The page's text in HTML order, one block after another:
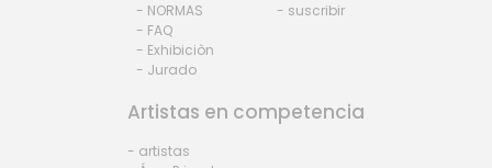
- NORMAS
- FAQ
- Exhibiciòn
- Jurado
- suscribir
Artistas en competencia
- artistas